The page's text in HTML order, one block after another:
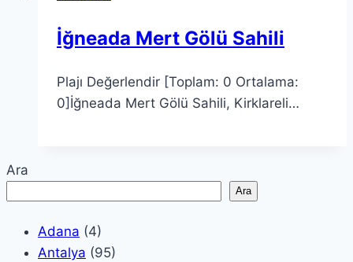
İğneada Mert Gölü Sahili
Plajı Değerlendir [Toplam: 0 Ortalama:
0]İğneada Mert Gölü Sahili, Kirklareli…
Ara
Ara
Adana (4)
Antalya (95)